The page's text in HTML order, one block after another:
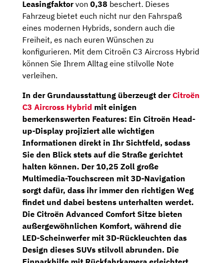
Leasingfaktorvon 0,38 beschert. Dieses
Fahrzeug bietet euch nicht nur den Fahrspaß
eines modernen Hybrids, sondern auch die
Freiheit, es nach euren Wünschen zu
konfigurieren. Mit dem Citroën C3 Aircross Hybrid
können Sie Ihrem Alltag eine stilvolle Note
verleihen.
In der Grundausstattung überzeugt derCitroën
C3 Aircross Hybrid mit einigen
bemerkenswerten Features: Ein Citroën Head-
up-Display projiziert alle wichtigen
Informationen direkt in Ihr Sichtfeld, sodass
Sie den Blick stets auf die Straße gerichtet
halten können. Der 10,25 Zoll große
Multimedia-Touchscreen mit 3D-Navigation
sorgt dafür, dass ihr immer den richtigen Weg
findet und dabei bestens unterhalten werdet.
Die Citroën Advanced Comfort Sitze bieten
außergewöhnlichen Komfort, während die
LED-Scheinwerfer mit 3D-Rückleuchten das
Design dieses SUVs stilvoll abrunden. Die